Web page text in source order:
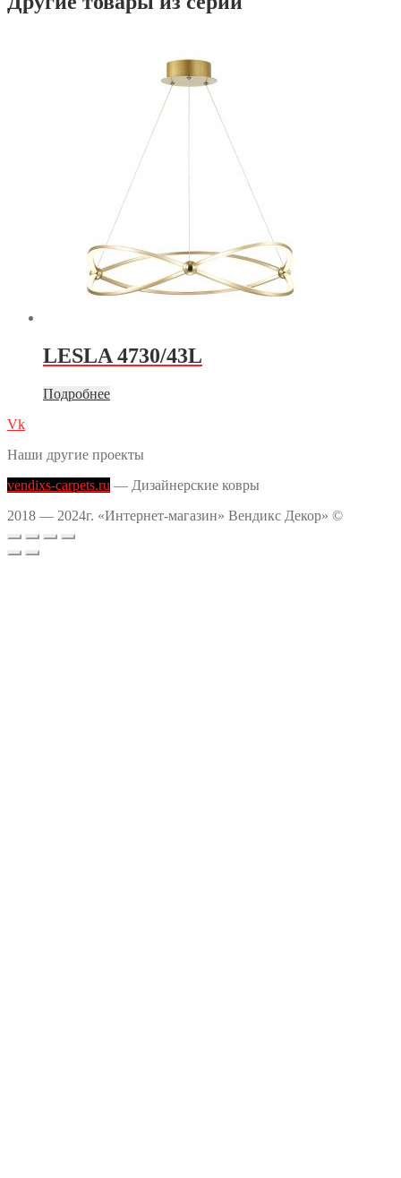
LESLA 4730/43L
Подробнее
Vk
Наши другие проекты
vendixs-carpets.ru — Дизайнерские ковры
2018 — 2024г. «Интернет-магазин» Вендикс Декор» ©